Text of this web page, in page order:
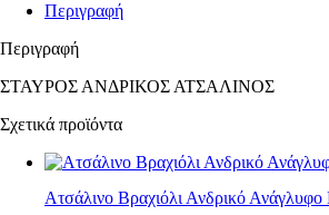
Περιγραφή
Περιγραφή
ΣΤΑΥΡΟΣ ΑΝΔΡΙΚΟΣ ΑΤΣΑΛΙΝΟΣ
Σχετικά προϊόντα
Ατσάλινο Βραχιόλι Ανδρικό